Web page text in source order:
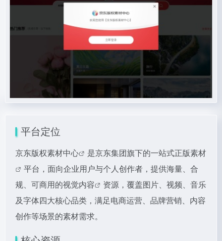
平台定位
京东版权素材中心 是京东集团旗下的一站式正版素材
平台，面向企业用户与个人创作者，提供海量、合
规、可商用的视觉内容
资源，覆盖图片、视频、音乐
及字体四大核心品类，满足电商运营、品牌营销、内容
创作等场景的素材需求。